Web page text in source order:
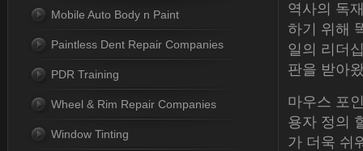
역사의 독
하기 위해
일의 리더
판을 받아
마우스 포
용자 정의
가 더욱 쉬
Mobile Auto Body n Paint
Paintless Dent Repair Companies
PDR Training
Wheel & Rim Repair Companies
Window Tinting